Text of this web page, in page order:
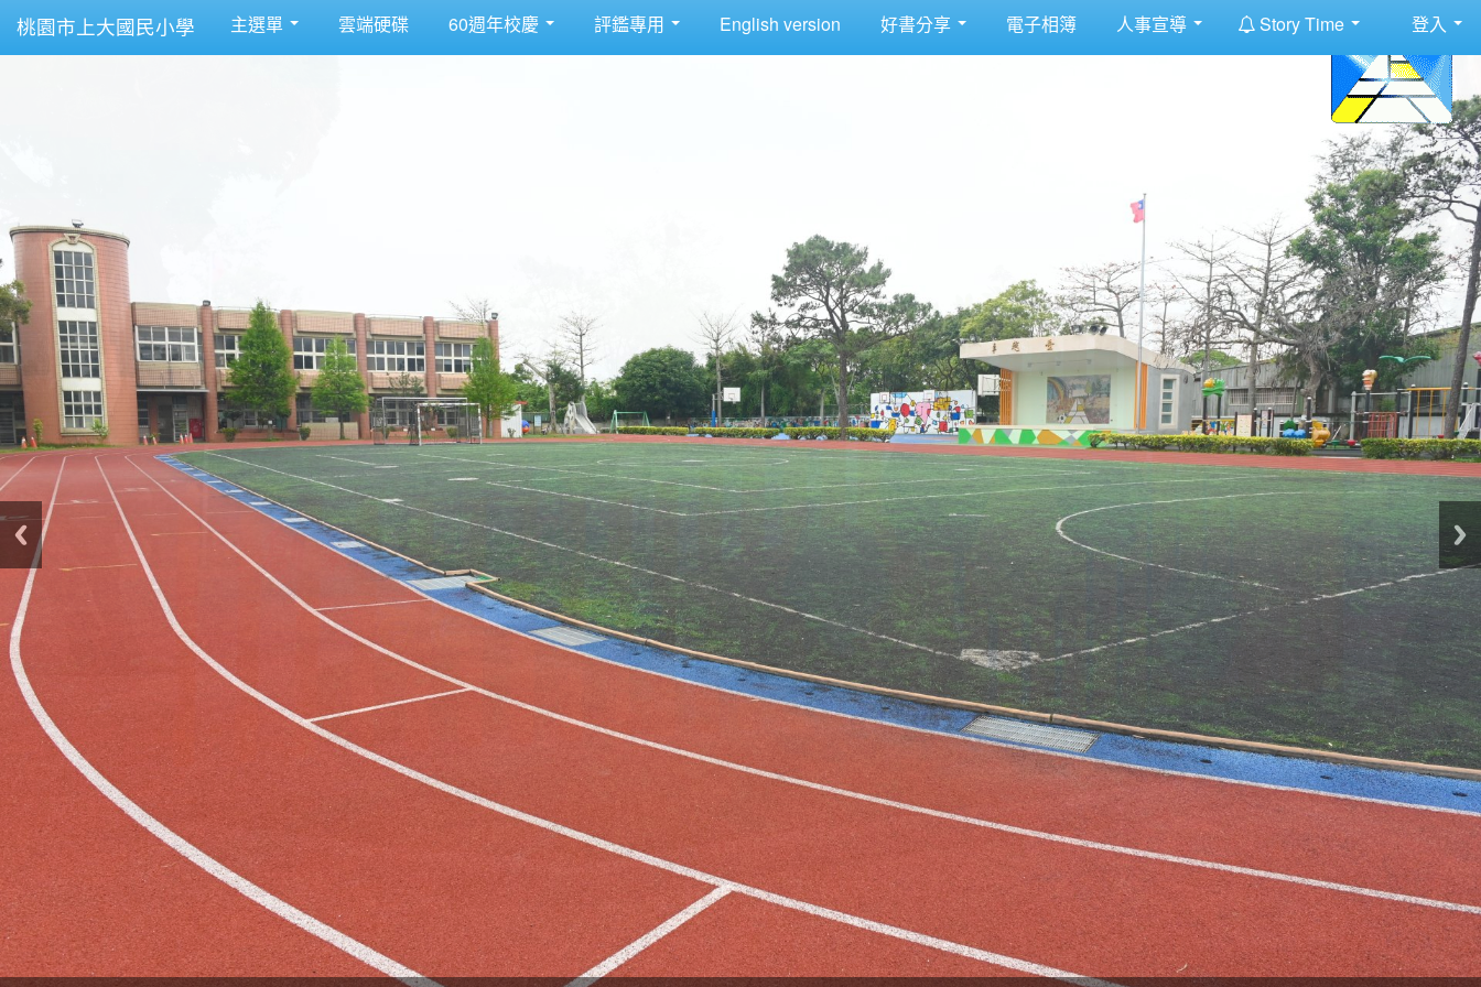
桃園市上大國民小學 主選單 雲端硬碟 60週年校慶 評鑑專用 English version 好書分享 電子相簿 人事宣導 Story Time 登入